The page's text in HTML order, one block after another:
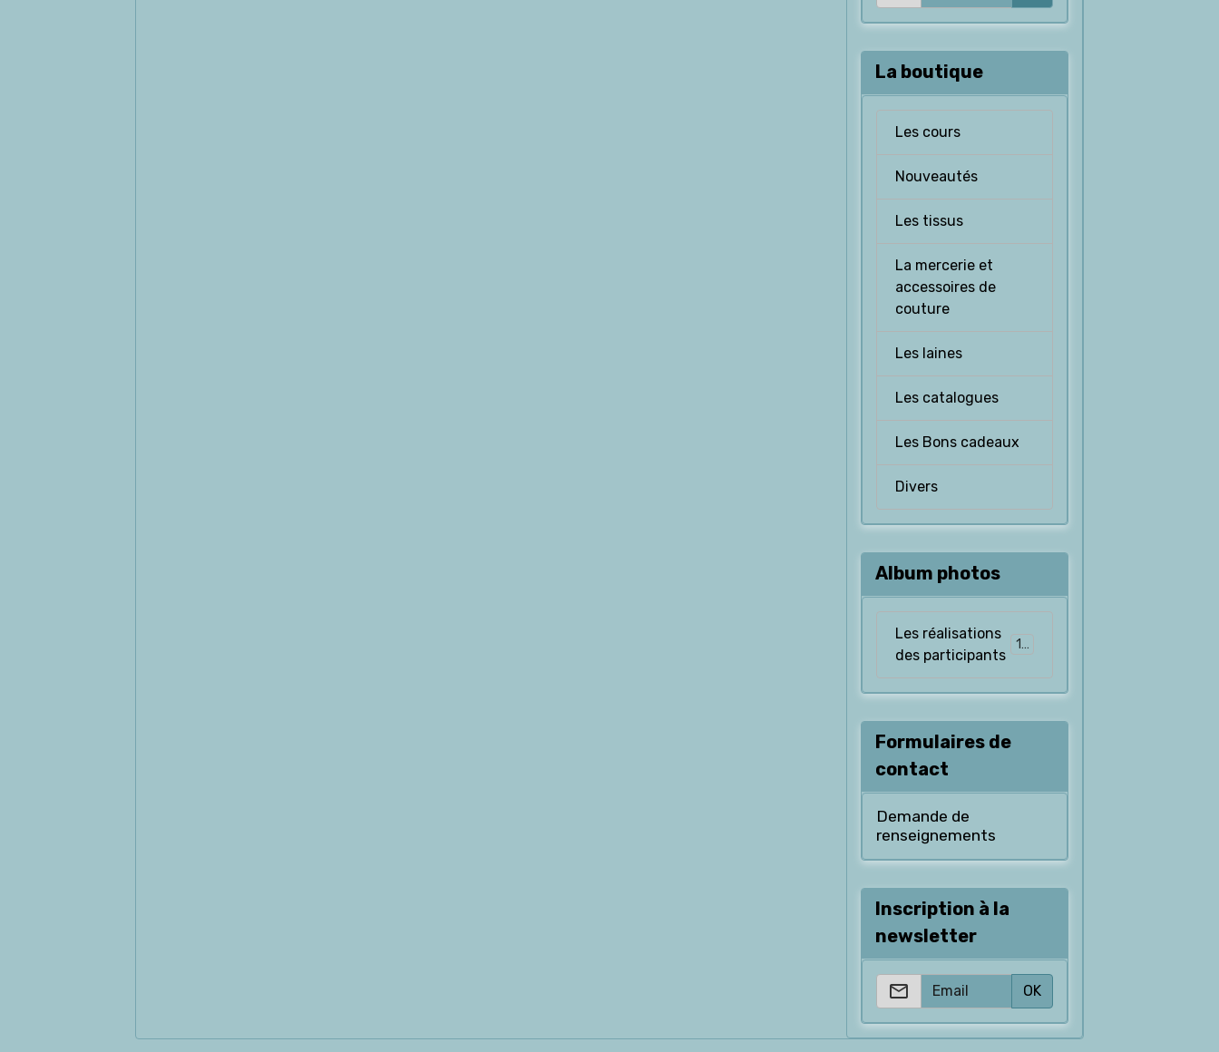
La boutique
Les cours
Nouveautés
Les tissus
La mercerie et
accessoires de
couture
Les laines
Les catalogues
Les Bons cadeaux
Divers
Album photos
Les réalisations
des participants
126
Formulaires de
contact
Demande de
renseignements
Inscription à la
newsletter
OK